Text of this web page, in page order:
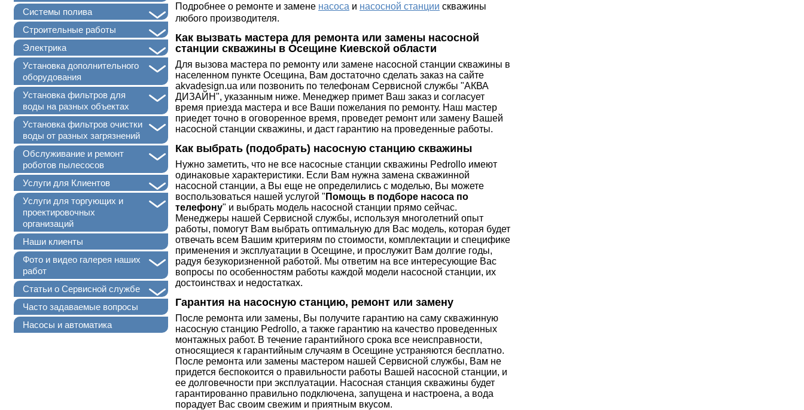
Системы полива
Строительные работы
Электрика
+
Установка дополнительного
оборудования
+
Установка фильтров для
воды на разных объектах
+
Установка фильтров очистки
воды от разных загрязнений
+
Обслуживание и ремонт
роботов пылесосов
Услуги для Клиентов
+
Услуги для торгующих и
проектировочных
организаций
Наши клиенты
+
Фото и видео галерея наших
работ
+
Статьи о Сервисной службе
Часто задаваемые вопросы
Насосы и автоматика
Подробнее о ремонте и замене насоса и насосной станции скважины
любого производителя.
Как вызвать мастера для ремонта или замены насосной
станции скважины в Осещине Киевской области
Для вызова мастера по ремонту или замене насосной станции скважины в
населенном пункте Осещина, Вам достаточно сделать заказ на сайте
akvadesign.ua или позвонить по телефонам Сервисной службы "АКВА
ДИЗАЙН", указанным ниже. Менеджер примет Ваш заказ и согласует
время приезда мастера и все Ваши пожелания по ремонту. Наш мастер
приедет точно в оговоренное время, проведет ремонт или замену Вашей
насосной станции скважины, и даст гарантию на проведенные работы.
Как выбрать (подобрать) насосную станцию скважины
Нужно заметить, что не все насосные станции скважины Pedrollo имеют
одинаковые характеристики. Если Вам нужна замена скважинной
насосной станции, а Вы еще не определились с моделью, Вы можете
воспользоваться нашей услугой " Помощь в подборе насоса по
телефону" и выбрать модель насосной станции прямо сейчас.
Менеджеры нашей Сервисной службы, используя многолетний опыт
работы, помогут Вам выбрать оптимальную для Вас модель, которая будет
отвечать всем Вашим критериям по стоимости, комплектации и специфике
применения и эксплуатации в Осещине, и прослужит Вам долгие годы,
радуя безукоризненной работой. Мы ответим на все интересующие Вас
вопросы по особенностям работы каждой модели насосной станции, их
достоинствах и недостатках.
Гарантия на насосную станцию, ремонт или замену
После ремонта или замены, Вы получите гарантию на саму скважинную
насосную станцию Pedrollo, а также гарантию на качество проведенных
монтажных работ. В течение гарантийного срока все неисправности,
относящиеся к гарантийным случаям в Осещине устраняются бесплатно.
После ремонта или замены мастером нашей Сервисной службы, Вам не
придется беспокоится о правильности работы Вашей насосной станции, и
ее долговечности при эксплуатации. Насосная станция скважины будет
гарантированно правильно подключена, запущена и настроена, а вода
порадует Вас своим свежим и приятным вкусом.